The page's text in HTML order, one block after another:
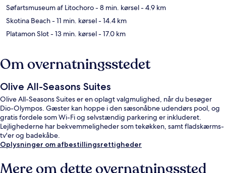
Søfartsmuseum af Litochoro- 8 min. kørsel- 4.9 km
Skotina Beach- 11 min. kørsel- 14.4 km
Platamon Slot- 13 min. kørsel- 17.0 km
Om overnatningsstedet
Olive All-Seasons Suites
Olive All-Seasons Suites er en oplagt valgmulighed, når du besøger
Dio-Olympos. Gæster kan hoppe i den sæsonåbne udendørs pool, og
gratis fordele som Wi-Fi og selvstændig parkering er inkluderet.
Lejlighederne har bekvemmeligheder som tekøkken, samt fladskærms-
tv'er og badekåbe.
Oplysninger om afbestillingsrettigheder
Mere om dette overnatningssted